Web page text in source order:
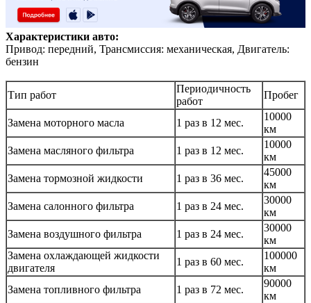
Характеристики авто:
Привод: передний, Трансмиссия: механическая, Двигатель:
бензин
Тип работ
Периодичность
работ
Пробег
Замена моторного масла 1 раз в 12 мес.
10000
км
Замена масляного фильтра
1 раз в 12 мес.
10000
км
Замена тормозной жидкости
1 раз в 36 мес.
45000
км
Замена салонного фильтра
1 раз в 24 мес.
30000
км
Замена воздушного фильтра
1 раз в 24 мес.
30000
км
Замена охлаждающей жидкости
двигателя
1 раз в 60 мес.
100000
км
Замена топливного фильтра
1 раз в 72 мес.
90000
км